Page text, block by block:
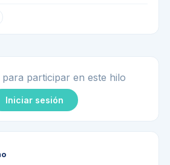
para participar en este hilo
Iniciar sesión